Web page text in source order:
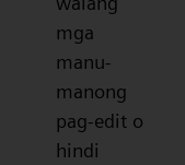
mga
manu-
manong
pag-edit o
hindi